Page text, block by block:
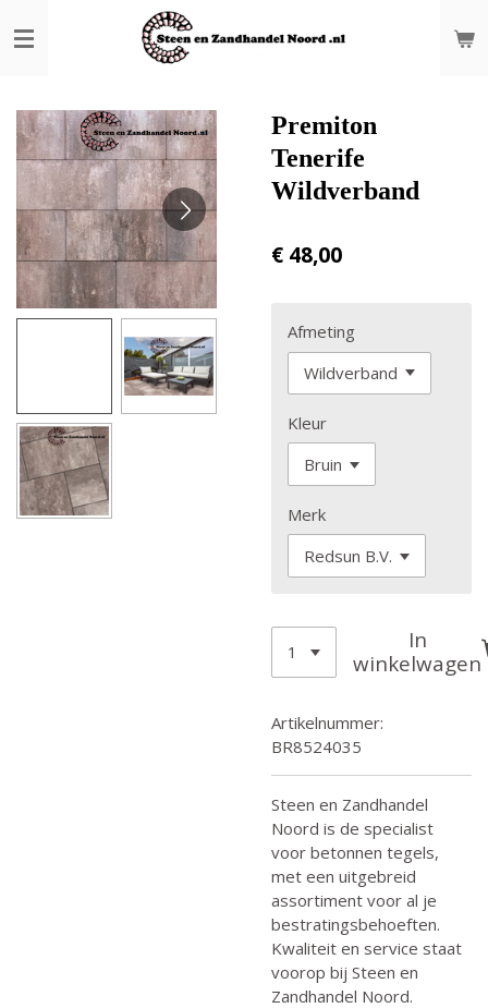
direct
hoofdinhoud
Premiton
Tenerife
Wildverband
€ 48,00
Afmeting
Kleur
Merk
In
winkelwagen
Artikelnummer:
BR8524035
Steen en Zandhandel
Noord is de specialist
voor betonnen tegels,
met een uitgebreid
assortiment voor al je
bestratingsbehoeften.
Kwaliteit en service staat
voorop bij Steen en
Zandhandel Noord.